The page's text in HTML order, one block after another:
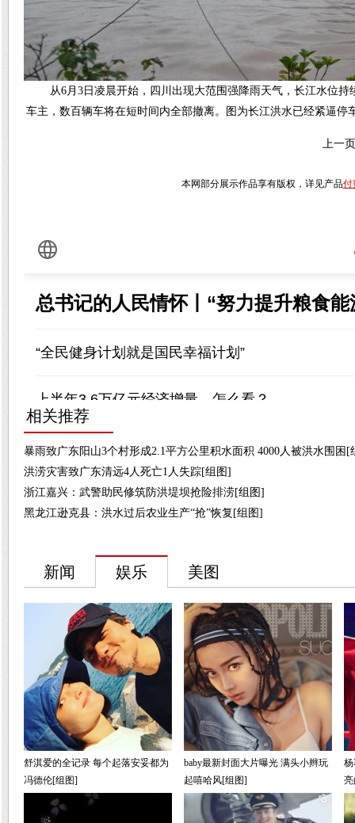
从6月3日凌晨开始，四川出现大范围强降雨天气，长江水位
车主，数百辆车将在短时间内全部撤离。图为长江洪水已经紧逼停
上一页
本网部分展示作品享有版权，详见产品付
相关推荐
暴雨致广东阳山3个村形成2.1平方公里积水面积 4000人被洪水围困[
洪涝灾害致广东清远4人死亡1人失踪[组图]
浙江嘉兴：武警助民修筑防洪堤坝抢险排涝[组图]
黑龙江逊克县：洪水过后农业生产“抢”恢复[组图]